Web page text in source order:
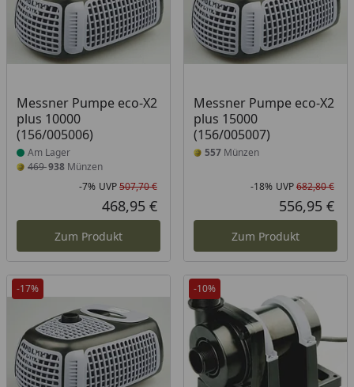
Messner Pumpe eco-X2
plus 10000
(156/005006)
Produkt am Lager
Am Lager
469938 Münzen
Rabatt in Prozent
-7%
Ursprünglicher Preis
UVP507,70 €
Aktueller Preis
468,95 €
Zum Produkt
Messner Pumpe eco-X2
plus 15000
(156/005007)
557Münzen
-18% UVP682,80 €
556,95 €
Zum Produkt
-17% -10%